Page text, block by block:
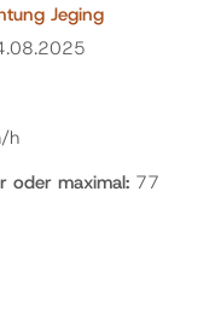
Jeging
h
oder maximal: 77